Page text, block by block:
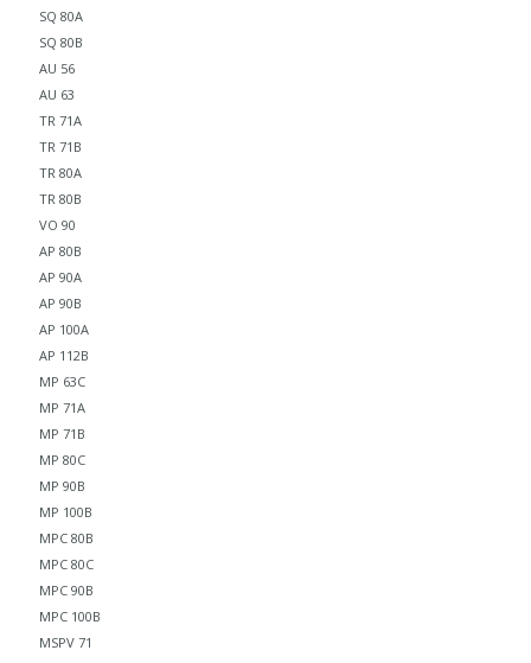
SQ 80A
SQ 80B
AU 56
AU 63
TR 71A
TR 71B
TR 80A
TR 80B
VO 90
AP 80B
AP 90A
AP 90B
AP 100A
AP 112B
MP 63C
MP 71A
MP 71B
MP 80C
MP 90B
MP 100B
MPC 80B
MPC 80C
MPC 90B
MPC 100B
MSPV 71